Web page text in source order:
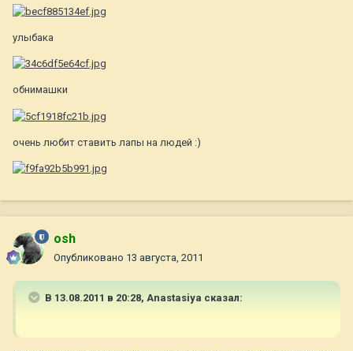
улыбака
обнимашки
очень любит ставить лапы на людей :)
osh
Опубликовано 13 августа, 2011
В 13.08.2011 в 20:28, Anastasiya сказал: